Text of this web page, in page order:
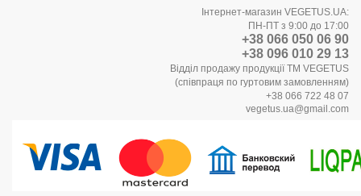
Інтернет-магазин VEGETUS.UA:
ПН-ПТ з 9:00 до 17:00
+38 066 050 06 90
+38 096 010 29 13
Відділ продажу продукції ТМ VEGETUS
(співпраця по гуртовим замовленням)
+38 066 722 48 07
vegetus.ua@gmail.com